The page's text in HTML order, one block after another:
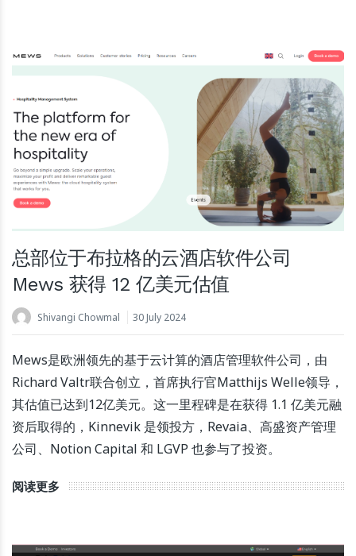
总部位于布拉格的云酒店软件公司
Mews 获得 12 亿美元估值
Shivangi Chowmal 30 July 2024
Mews是欧洲领先的基于云计算的酒店管理软件公司，由
Richard Valtr联合创立，首席执行官Matthijs Welle领导，
其估值已达到12亿美元。这一里程碑是在获得 1.1 亿美元融
资后取得的，Kinnevik 是领投方，Revaia、高盛资产管理
公司、Notion Capital 和 LGVP 也参与了投资。
阅读更多